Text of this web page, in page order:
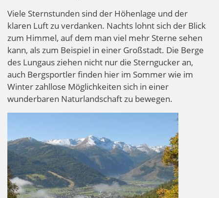
Viele Sternstunden sind der Höhenlage und der
klaren Luft zu verdanken. Nachts lohnt sich der Blick
zum Himmel, auf dem man viel mehr Sterne sehen
kann, als zum Beispiel in einer Großstadt. Die Berge
des Lungaus ziehen nicht nur die Sterngucker an,
auch Bergsportler finden hier im Sommer wie im
Winter zahllose Möglichkeiten sich in einer
wunderbaren Naturlandschaft zu bewegen.